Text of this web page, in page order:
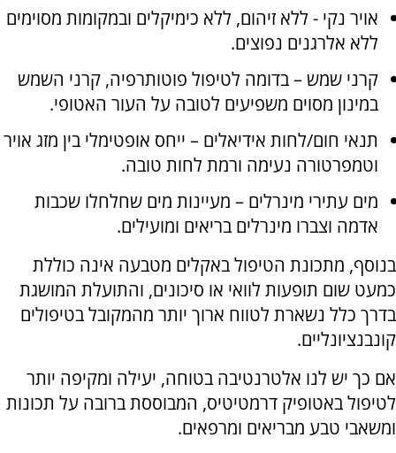
אויר נקי - ללא זיהום, ללא כימיקלים ובמקומות מסוימים
ללא אלרגנים נפוצים.
קרני שמש – בדומה לטיפול פוטותרפיה, קרני השמש
במינון מסוים משפיעים לטובה על העור האטופי.
תנאי חום/לחות אידיאלים – ייחס אופטימלי בין מזג אויר
וטמפרטורה נעימה ורמת לחות טובה.
מים עתירי מינרלים – מעיינות מים שחלחלו שכבות
אדמה וצברו מינרלים בריאים ומועילים.
בנוסף, מתכונת הטיפול באקלים מטבעה אינה כוללת
כמעט שום תופעות לוואי או סיכונים, והתועלת המושגת
בדרך כלל נשארת לטווח ארוך יותר מהמקובל בטיפולים
קונבנציונליים.
אם כך יש לנו אלטרנטיבה בטוחה, יעילה ומקיפה יותר
לטיפול באטופיק דרמטיטיס, המבוססת ברובה על תכונות
ומשאבי טבע מבריאים ומרפאים.